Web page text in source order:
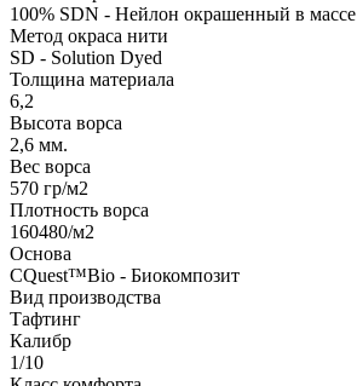
100% SDN - Нейлон окрашенный в массе
Метод окраса нити
SD - Solution Dyed
Толщина материала
6,2
Высота ворса
2,6 мм.
Вес ворса
570 гр/м2
Плотность ворса
160480/м2
Основа
CQuest™Bio - Биокомпозит
Вид производства
Тафтинг
Калибр
1/10